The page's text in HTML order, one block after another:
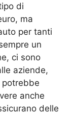
di
ma
per tanti
un
ci sono
aziende,
potrebbe
anche
delle